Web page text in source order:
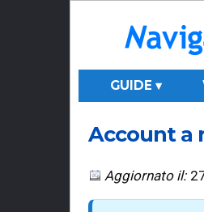
GUIDE ▾
Account a
Aggiornato il: